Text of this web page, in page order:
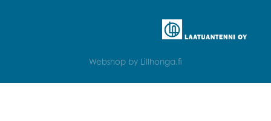
Webshop by Lillhonga.fi